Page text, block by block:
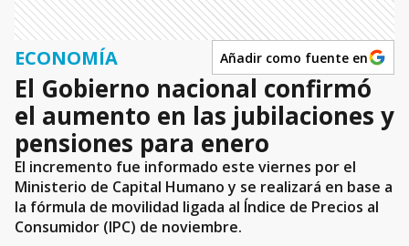
ECONOMÍA Añadir como fuente en
El Gobierno nacional confirmó
el aumento en las jubilaciones y
pensiones para enero
El incremento fue informado este viernes por el
Ministerio de Capital Humano y se realizará en base a
la fórmula de movilidad ligada al Índice de Precios al
Consumidor (IPC) de noviembre.